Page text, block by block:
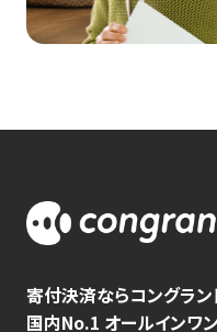
寄付決済ならコングラン
国内No.1 オールインワ